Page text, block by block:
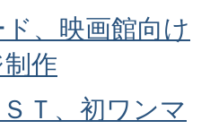
、映画館向け
作
Ｔ、初ワンマ